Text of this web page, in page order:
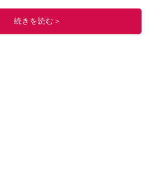
このイチオシストの他の記事を読む
続きを読む＞